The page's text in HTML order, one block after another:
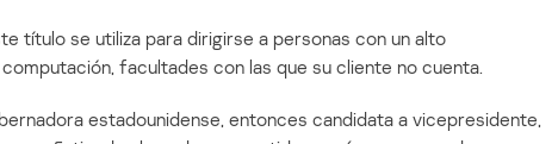
título se utiliza para dirigirse a personas con un alto
facultades con las que su cliente no cuenta.
estadounidense, entonces candidata a vicepresidente,